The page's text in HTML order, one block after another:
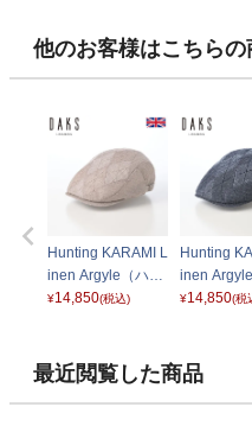
他のお客様はこちら
Hunting KARAMI L
inen Argyle（ハン
チング カラミリネ
ジュ
¥14,850(税込)
Hunting
inen
チング カ
¥14,850(税
最近閲覧した商品